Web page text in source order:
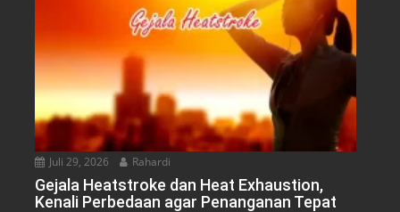
Juli 29, 2026 Rahardi
Gejala Heatstroke dan Heat Exhaustion,
Kenali Perbedaan agar Penanganan Tepat